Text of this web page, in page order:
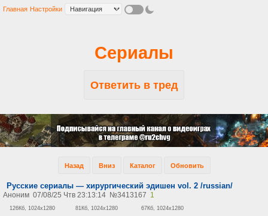
Главная Настройки
Сериалы
Ответить в тред
Назад Вниз Каталог Обновить
Русские сериалы — хирургический эдишен vol. 2 /russian/
Аноним 07/08/25 Чтв 23:13:14 №3413167 1
126Кб, 1024x1280 81Кб, 1024x1280 67Кб, 1024x1280